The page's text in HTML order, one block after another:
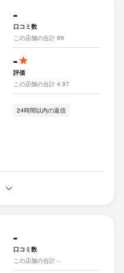
-
口コミ数
この店舗の合計 89
-
評価
この店舗の合計 4.97
24時間以内の返信
-
口コミ数
この店舗の合計 -